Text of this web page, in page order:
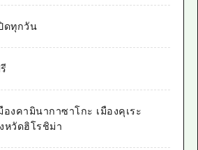
ดทุกวัน
องคามินากาซาโกะ เมืองคุเระ
หวัดฮิโรชิม่า